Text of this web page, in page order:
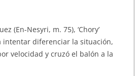
(En-Nesyri, m. 75), ‘Chory’
intentar diferenciar la situación,
velocidad y cruzó el balón a la